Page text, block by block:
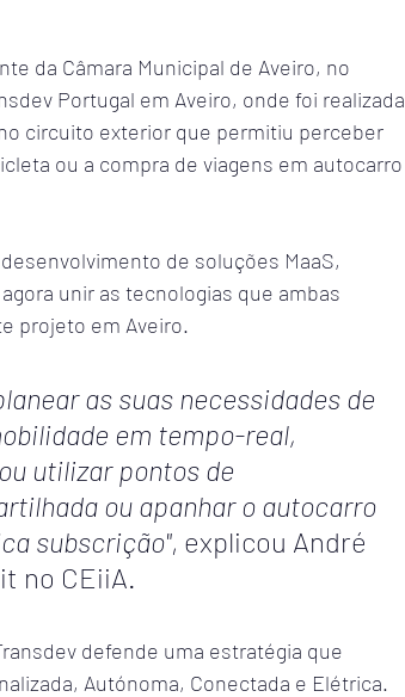
da Câmara Municipal de Aveiro, no
Portugal em Aveiro, onde foi realizada
circuito exterior que permitiu perceber
ou a compra de viagens em autocarro
de soluções MaaS,
unir as tecnologias que ambas
projeto em Aveiro.
as suas necessidades de
em tempo-real,
utilizar pontos de
ou apanhar o autocarro
subscrição", explicou André
no CEiiA.
defende uma estratégia que
Autónoma, Conectada e Elétrica.